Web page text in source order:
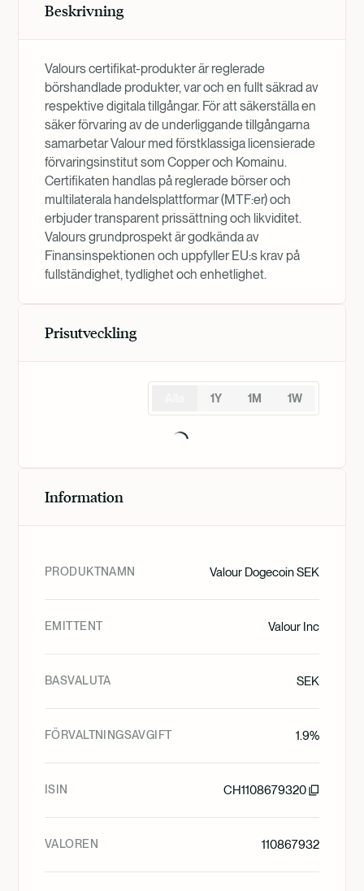
Beskrivning
Valours certifikat-produkter är reglerade
börshandlade produkter, var och en fullt säkrad av
respektive digitala tillgångar. För att säkerställa en
säker förvaring av de underliggande tillgångarna
samarbetar Valour med förstklassiga licensierade
förvaringsinstitut som Copper och Komainu.
Certifikaten handlas på reglerade börser och
multilaterala handelsplattformar (MTF:er) och
erbjuder transparent prissättning och likviditet.
Valours grundprospekt är godkända av
Finansinspektionen och uppfyller EU:s krav på
fullständighet, tydlighet och enhetlighet.
Prisutveckling
1Y 1M 1W
Information
PRODUKTNAMN Valour Dogecoin SEK
EMITTENT Valour Inc
BASVALUTA SEK
FÖRVALTNINGSAVGIFT 1.9%
ISIN CH1108679320
VALOREN 110867932